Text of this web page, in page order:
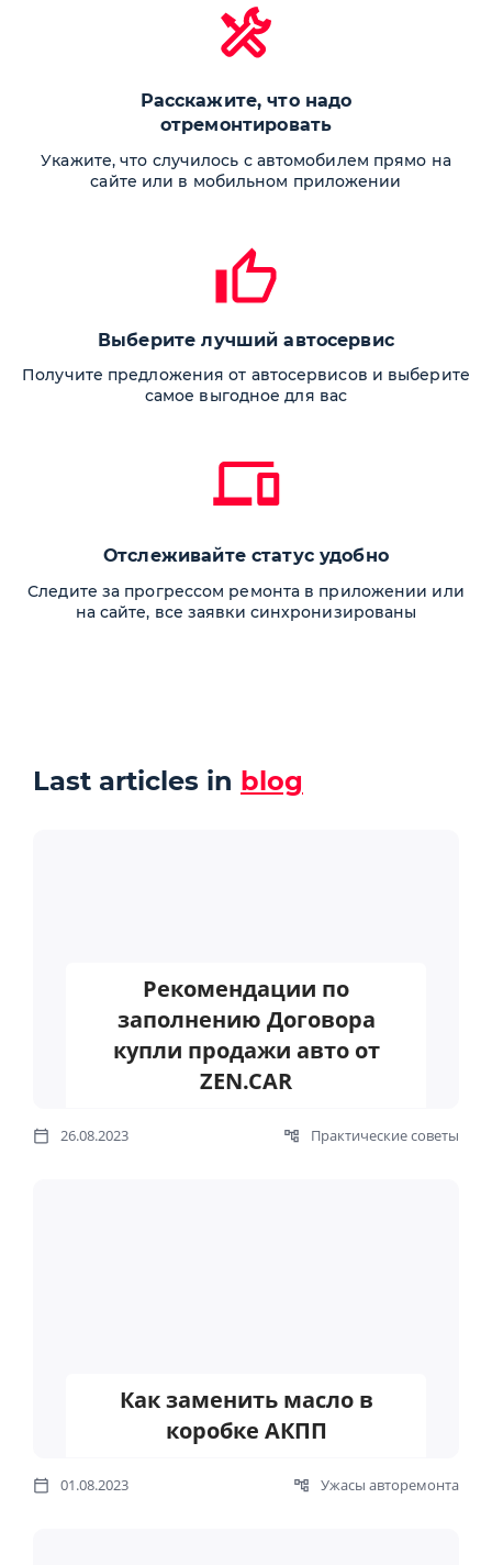
Расскажите, что надо
отремонтировать
Укажите, что случилось с автомобилем прямо на
сайте или в мобильном приложении
Выберите лучший автосервис
Получите предложения от автосервисов и выберите
самое выгодное для вас
Отслеживайте статус удобно
Следите за прогрессом ремонта в приложении или
на сайте, все заявки синхронизированы
Last articles in blog
Рекомендации по
заполнению Договора
купли продажи авто от
ZEN.CAR
26.08.2023 Практические советы
Как заменить масло в
коробке АКПП
01.08.2023 Ужасы авторемонта